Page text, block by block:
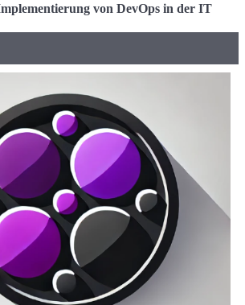
von DevOps in der IT